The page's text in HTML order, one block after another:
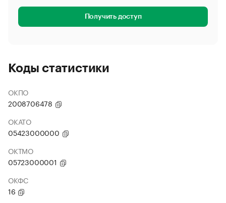
Получить доступ
Коды статистики
ОКПО
2008706478
ОКАТО
05423000000
ОКТМО
05723000001
ОКФС
16